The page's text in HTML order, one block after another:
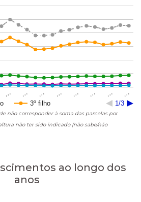
3º filho 1/3
… … … … … … … …
não corresponder à soma das parcelas por
não ter sido indicado (não sabe/não
ao longo dos
anos